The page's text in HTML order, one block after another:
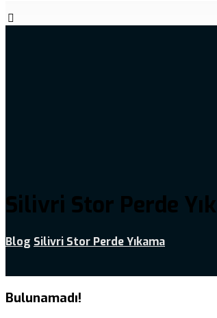
Silivri Stor Perde
Blog Silivri Stor Perde Yıkama
Bulunamadı!